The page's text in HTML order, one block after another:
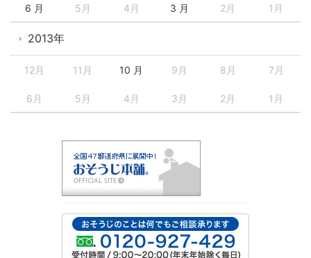
6 月 5月 4月 3 月 2月 1月
2013年
12月 11月 10 月 9月 8月 7月
6月 5月 4月 3月 2月 1月